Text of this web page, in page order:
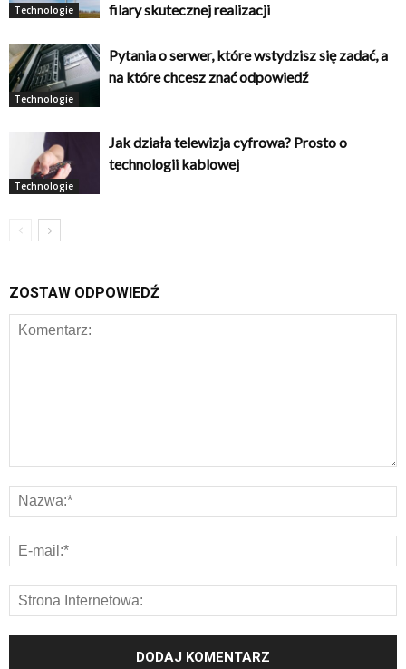
Technologie
filary skutecznej realizacji
Technologie
Pytania o serwer, które wstydzisz się zadać, a
na które chcesz znać odpowiedź
Technologie
Jak działa telewizja cyfrowa? Prosto o
technologii kablowej
ZOSTAW ODPOWIEDŹ